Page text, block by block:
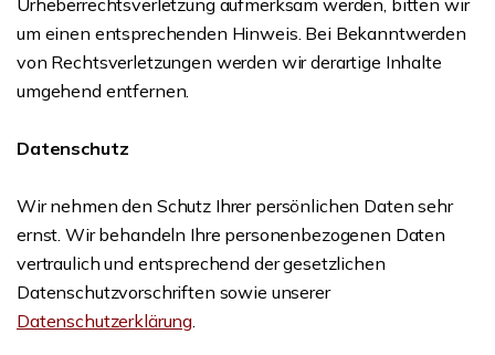
Urheberrechtsverletzung aufmerksam werden, bitten wir
um einen entsprechenden Hinweis. Bei Bekanntwerden
von Rechtsverletzungen werden wir derartige Inhalte
umgehend entfernen.
Datenschutz
Wir nehmen den Schutz Ihrer persönlichen Daten sehr
ernst. Wir behandeln Ihre personenbezogenen Daten
vertraulich und entsprechend der gesetzlichen
Datenschutzvorschriften sowie unserer
Datenschutzerklärung.